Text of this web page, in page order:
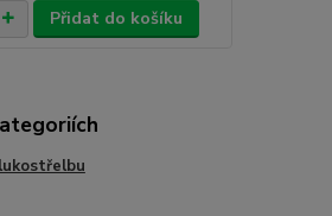
Přidat do košíku